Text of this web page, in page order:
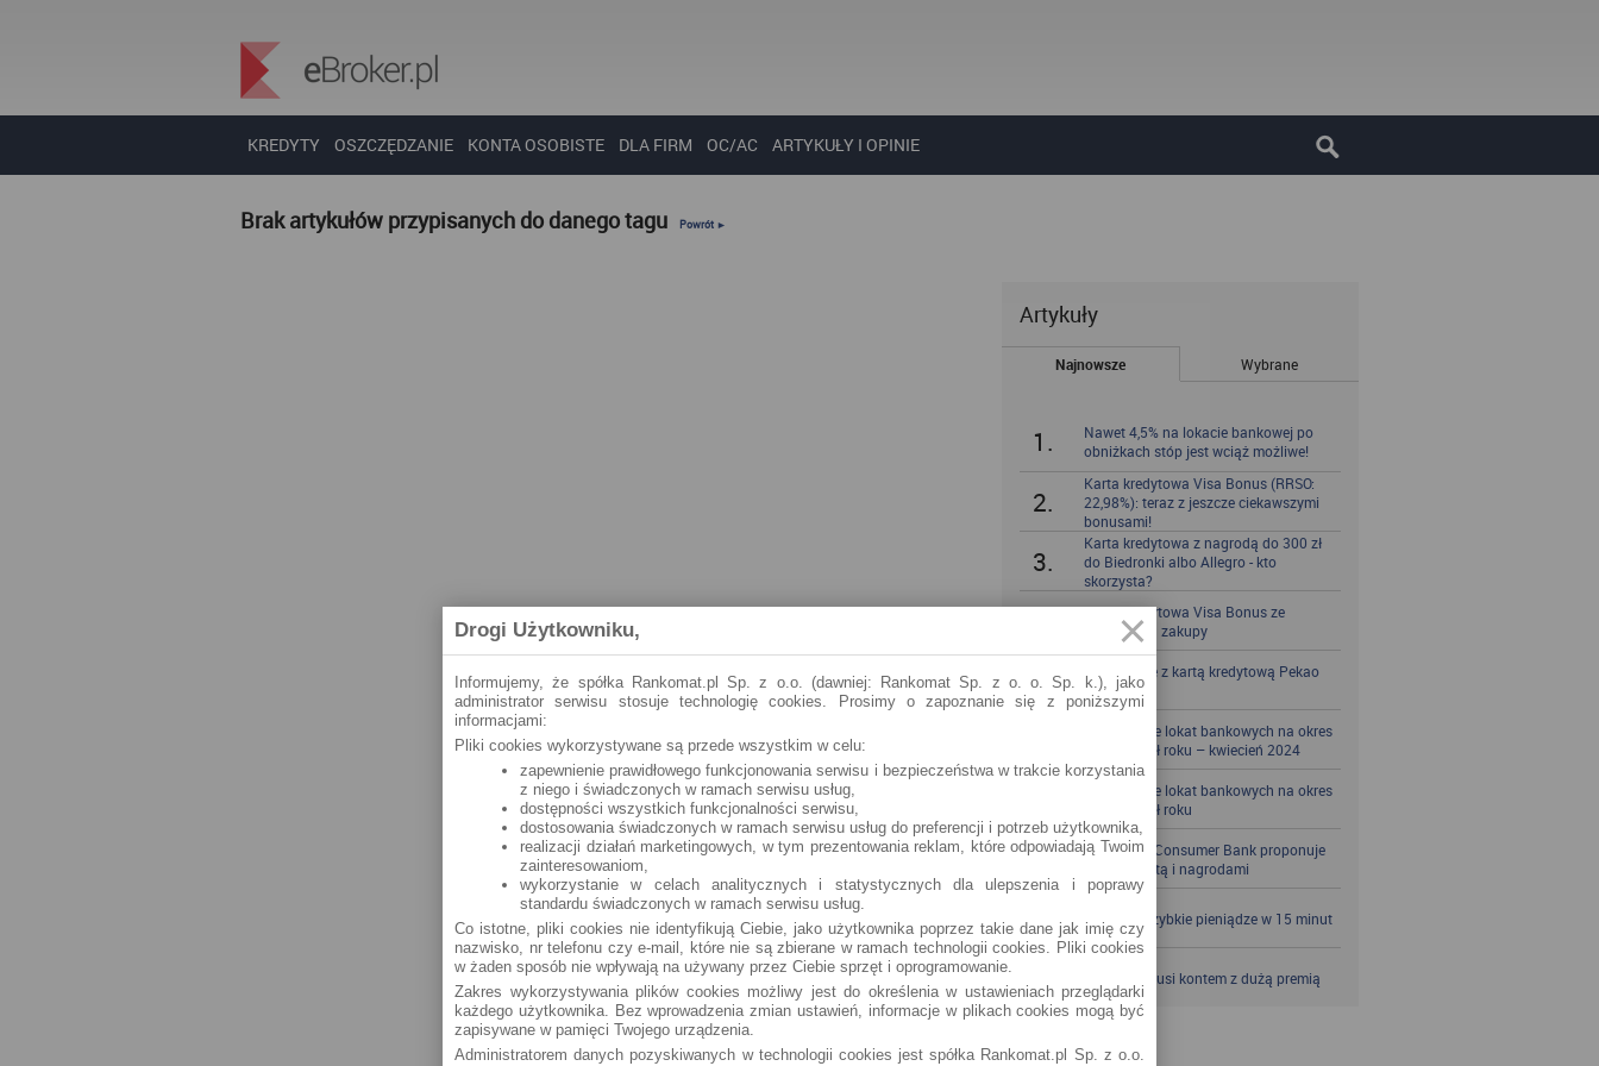
KREDYTY OSZCZĘDZANIE KONTA OSOBISTE DLA FIRM OC/AC ARTYKUŁY I OPINIE
Brak artykułów przypisanych do danego tagu Powrót ►
Artykuły
Najnowsze Wybrane
1.
Nawet 4,5% na lokacie bankowej po
obniżkach stóp jest wciąż możliwe!
2.
Karta kredytowa Visa Bonus (RRSO:
22,98%): teraz z jeszcze ciekawszymi
bonusami!
3.
Karta kredytowa z nagrodą do 300 zł
do Biedronki albo Allegro - kto
skorzysta?
Karta kredytowa Visa Bonus ze
zwrotem za zakupy
5.
Zbieraj mile z kartą kredytową Pekao
S.A.
Porównanie lokat bankowych na okres
powyżej pół roku – kwiecień 2024
Porównanie lokat bankowych na okres
powyżej pół roku
8.
Santander Consumer Bank proponuje
jesień z kartą i nagrodami
9. SKOK po szybkie pieniądze w 15 minut
10. VeloBank kusi kontem z dużą premią
Drogi Użytkowniku,
Informujemy, że spółka Rankomat.pl Sp. z o.o. (dawniej: Rankomat Sp. z o. o. Sp. k.), jako
administrator serwisu stosuje technologię cookies. Prosimy o zapoznanie się z poniższymi
informacjami:
Pliki cookies wykorzystywane są przede wszystkim w celu:
zapewnienie prawidłowego funkcjonowania serwisu i bezpieczeństwa w trakcie korzystania
z niego i świadczonych w ramach serwisu usług,
dostępności wszystkich funkcjonalności serwisu,
dostosowania świadczonych w ramach serwisu usług do preferencji i potrzeb użytkownika,
realizacji działań marketingowych, w tym prezentowania reklam, które odpowiadają Twoim
zainteresowaniom,
wykorzystanie w celach analitycznych i statystycznych dla ulepszenia i poprawy
standardu świadczonych w ramach serwisu usług.
Co istotne, pliki cookies nie identyfikują Ciebie, jako użytkownika poprzez takie dane jak imię czy
nazwisko, nr telefonu czy e-mail, które nie są zbierane w ramach technologii cookies. Pliki cookies
w żaden sposób nie wpływają na używany przez Ciebie sprzęt i oprogramowanie.
Zakres wykorzystywania plików cookies możliwy jest do określenia w ustawieniach przeglądarki
każdego użytkownika. Bez wprowadzenia zmian ustawień, informacje w plikach cookies mogą być
zapisywane w pamięci Twojego urządzenia.
Administratorem danych pozyskiwanych w technologii cookies jest spółka Rankomat.pl Sp. z o.o.